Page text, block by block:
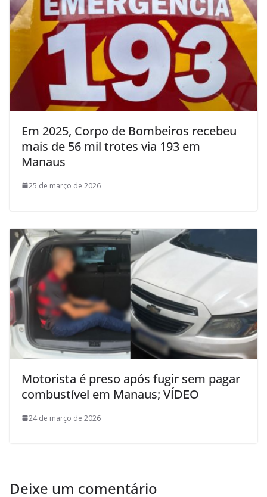
Em 2025, Corpo de Bombeiros recebeu
mais de 56 mil trotes via 193 em
Manaus
25 de março de 2026
Motorista é preso após fugir sem pagar
combustível em Manaus; VÍDEO
24 de março de 2026
Deixe um comentário